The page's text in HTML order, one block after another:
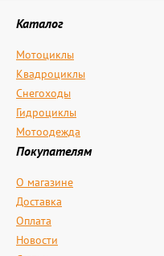
Каталог
Мотоциклы
Квадроциклы
Снегоходы
Гидроциклы
Мотоодежда
Покупателям
О магазине
Доставка
Оплата
Новости